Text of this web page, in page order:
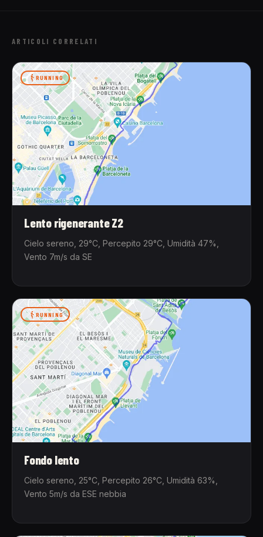
ARTICOLI CORRELATI
RUNNING
Lento rigenerante Z2
Cielo sereno, 29°C, Percepito 29°C, Umidità 47%,
Vento 7m/s da SE
RUNNING
Fondo lento
Cielo sereno, 25°C, Percepito 26°C, Umidità 63%,
Vento 5m/s da ESE nebbia